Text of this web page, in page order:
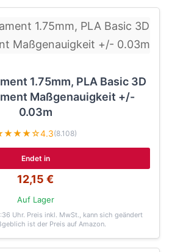
1.75mm, PLA Basic 3D
Maßgenauigkeit +/-
0.03m
4.3(8.108)
Endet in
12,15 €
Auf Lager
Uhr. Preis inkl. MwSt., kann sich geändert
ist der Preis auf Amazon.